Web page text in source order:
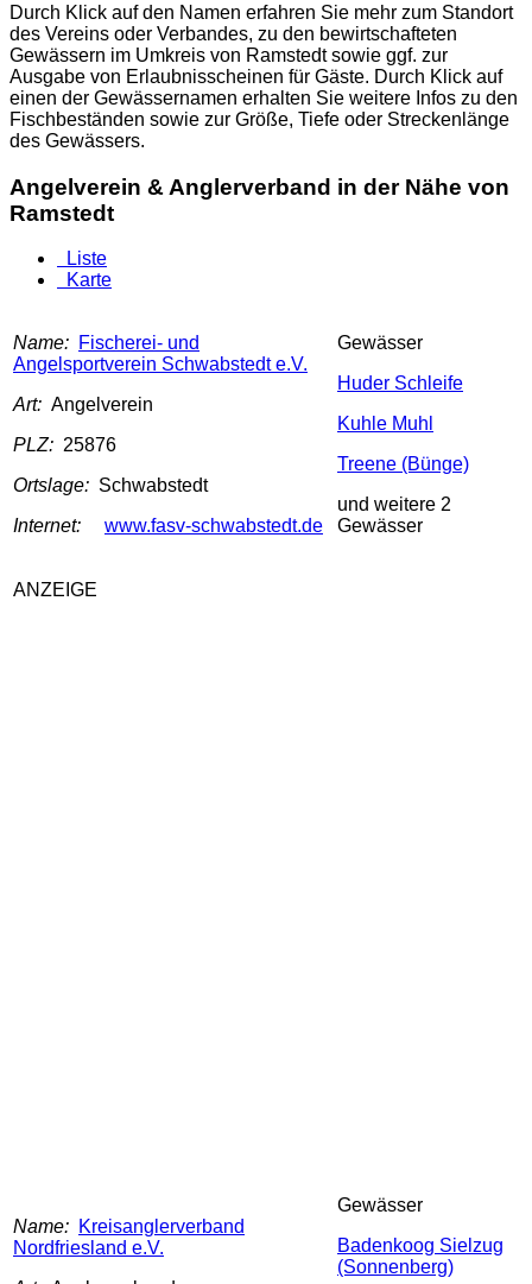
Durch Klick auf den Namen erfahren Sie mehr zum Standort
des Vereins oder Verbandes, zu den bewirtschafteten
Gewässern im Umkreis von Ramstedt sowie ggf. zur
Ausgabe von Erlaubnisscheinen für Gäste. Durch Klick auf
einen der Gewässernamen erhalten Sie weitere Infos zu den
Fischbeständen sowie zur Größe, Tiefe oder Streckenlänge
des Gewässers.
Angelverein & Anglerverband in der Nähe von
Ramstedt
Liste
Karte
Name: Fischerei- und
Angelsportverein Schwabstedt e.V.
Art: Angelverein
PLZ: 25876
Ortslage: Schwabstedt
Internet:
www.fasv-schwabstedt.de
Gewässer
Huder Schleife
Kuhle Muhl
Treene (Bünge)
und weitere 2
Gewässer
ANZEIGE
Name: Kreisanglerverband
Nordfriesland e.V.
Gewässer
Badenkoog Sielzug
(Sonnenberg)